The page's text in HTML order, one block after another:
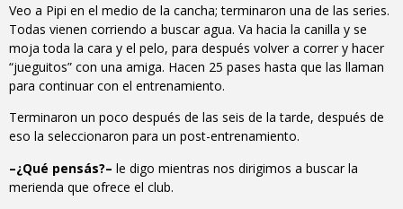
Veo a Pipi en el medio de la cancha; terminaron una de las series.
Todas vienen corriendo a buscar agua. Va hacia la canilla y se
moja toda la cara y el pelo, para después volver a correr y hacer
“jueguitos” con una amiga. Hacen 25 pases hasta que las llaman
para continuar con el entrenamiento.
Terminaron un poco después de las seis de la tarde, después de
eso la seleccionaron para un post-entrenamiento.
–¿Qué pensás?– le digo mientras nos dirigimos a buscar la
merienda que ofrece el club.